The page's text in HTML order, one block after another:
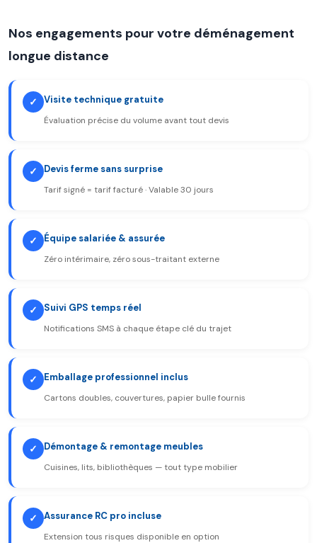
Nos engagements pour votre déménagement
longue distance
✓ Visite technique gratuite
Évaluation précise du volume avant tout devis
✓ Devis ferme sans surprise
Tarif signé = tarif facturé · Valable 30 jours
✓ Équipe salariée & assurée
Zéro intérimaire, zéro sous-traitant externe
✓ Suivi GPS temps réel
Notifications SMS à chaque étape clé du trajet
✓ Emballage professionnel inclus
Cartons doubles, couvertures, papier bulle fournis
✓ Démontage & remontage meubles
Cuisines, lits, bibliothèques — tout type mobilier
✓ Assurance RC pro incluse
Extension tous risques disponible en option